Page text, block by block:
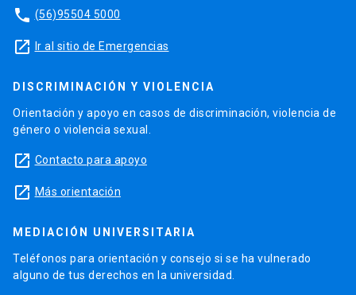
phone (56)95504 5000
launch Ir al sitio de Emergencias
DISCRIMINACIÓN Y VIOLENCIA
Orientación y apoyo en casos de discriminación, violencia de
género o violencia sexual.
launch Contacto para apoyo
launch Más orientación
MEDIACIÓN UNIVERSITARIA
Teléfonos para orientación y consejo si se ha vulnerado
alguno de tus derechos en la universidad.